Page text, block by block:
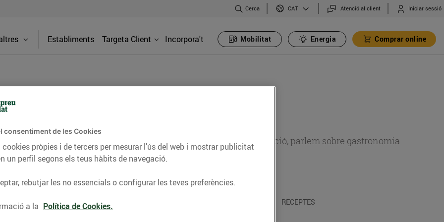
Cerca CAT Atenció al client Iniciar sessió
Establiments Targeta Client Incorpora't Mobilitat Energia Comprar online
consells nutricionals, informació d’actualitat sobre alimentació, parlem sobre gastronomia
del nostre territori i molts altres temes.
CONSELLS I HÀBITS SALUDABLES RECEPTES
consentiment de les Cookies
pròpies i de tercers per mesurar l’ús del web i mostrar publicitat
un perfil segons els teus hàbits de navegació.
rebutjar les no essencials o configurar les teves preferències.
a la Política de Cookies.